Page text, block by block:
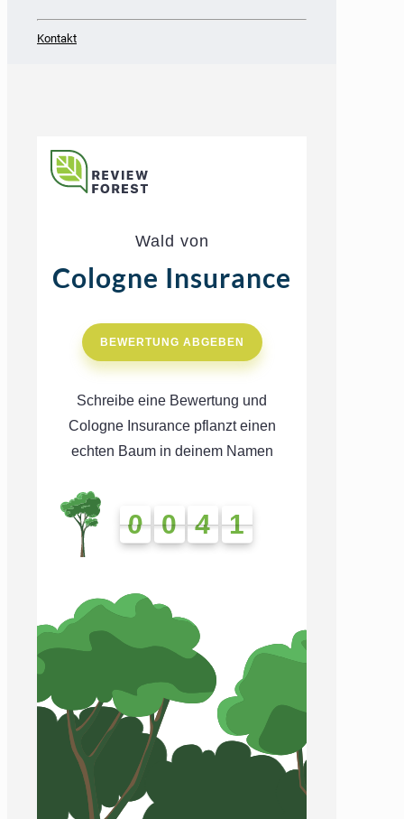
Kontakt
Wald von
Cologne Insurance
BEWERTUNG ABGEBEN
Schreibe eine Bewertung und
Cologne Insurance pflanzt einen
echten Baum in deinem Namen
0
0 0
0 4
4
4
4 1
1
1
1